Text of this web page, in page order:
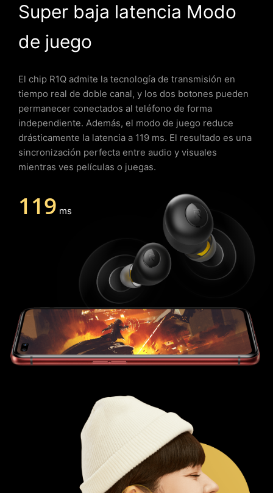
Super baja latencia Modo
de juego
El chip R1Q admite la tecnología de transmisión en
tiempo real de doble canal, y los dos botones pueden
permanecer conectados al teléfono de forma
independiente. Además, el modo de juego reduce
drásticamente la latencia a 119 ms. El resultado es una
sincronización perfecta entre audio y visuales
mientras ves películas o juegas.
119 ms